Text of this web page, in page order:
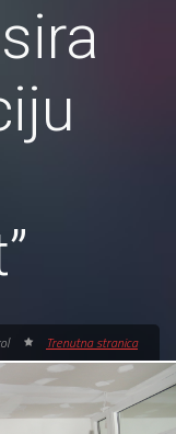
Trenutna stranica